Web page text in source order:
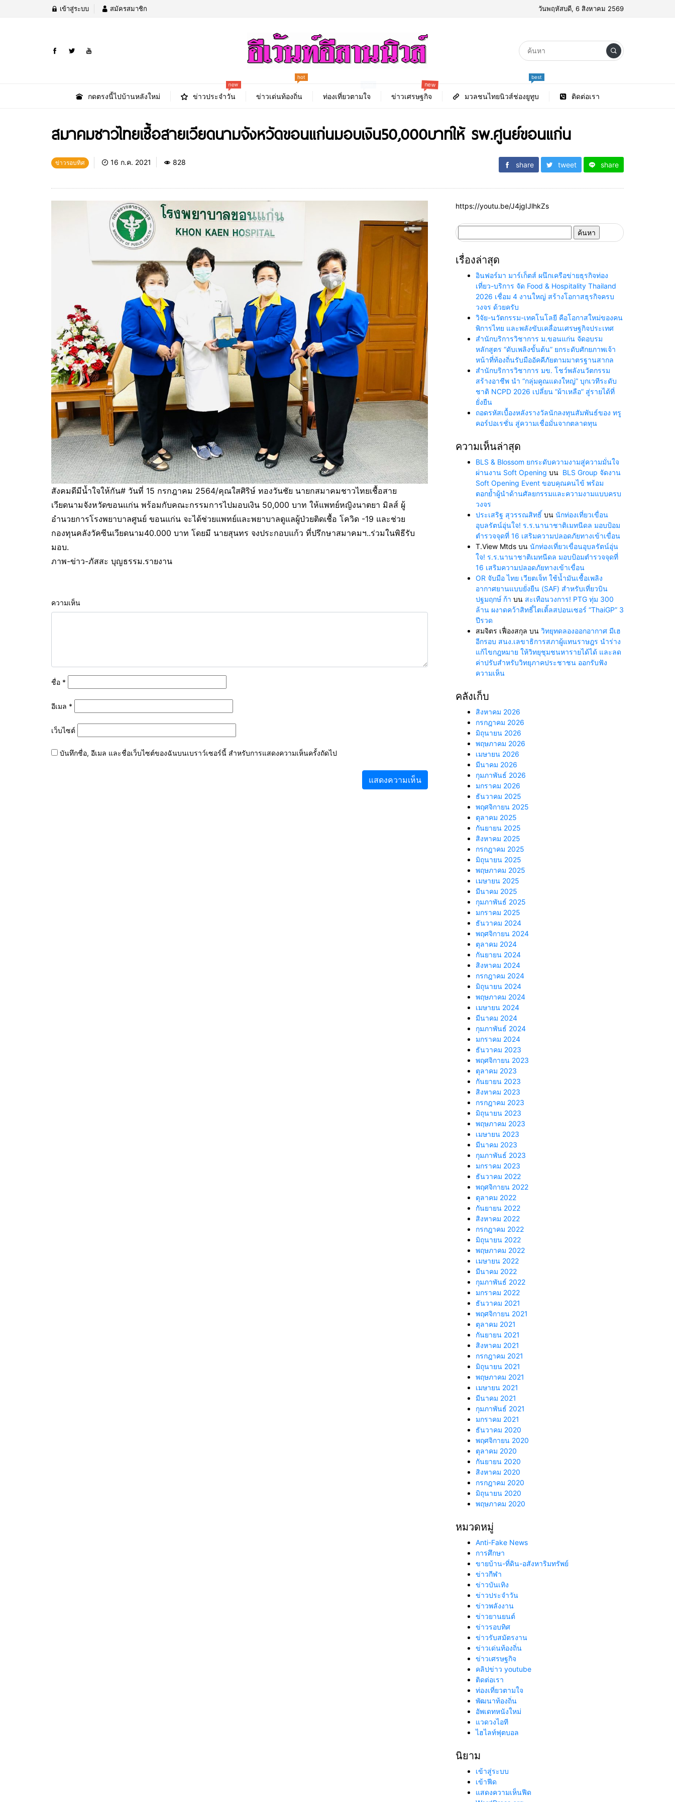
เข้าสู่ระบบ สมัครสมาชิก วันพฤหัสบดี, 6 สิงหาคม 2569
กดตรงนี้ไปบ้านหลังใหม่ ข่าวประจำวัน
new
ข่าวเด่นท้องถิ่น
hot
ท่องเที่ยวตามใจ ข่าวเศรษฐกิจ
new
มวลชนไทยนิวส์ช่องยูทูบ
best
ติดต่อเรา
สมาคมชาวไทยเชื้อสายเวียดนามจังหวัดขอนแก่นมอบเงิน50,000บาทให้ รพ.ศูนย์ขอนแก่น
ข่าวรอบทิศ 16 ก.ค. 2021 828 share tweet share
สังคมดีมีน้ำใจให้กัน# วันที่ 15 กรกฎาคม 2564/คุณใสศิริษ์ ทองวันชัย นายกสมาคมชาวไทยเชื้อสาย
เวียดนามจังหวัดขอนแก่น พร้อมกับคณะกรรมการไปมอบเงิน 50,000 บาท ให้แพทย์หญิงนาตยา มิลส์ ผู้
อำนวยการโรงพยาบาลศูนย์ ขอนแก่น จะได้ช่วยแพทย์และพยาบาลดูแลผู้ป่วยติดเชื้อ โควิด -19 และช่วย
กองทุนคลังวัคซีนเวียดนาม40.000 บาท โดยมี นายสุนทร จงประกอบแก้ว ที่ปรึกษาสมาคมฯ..ร่วมในพิธีรับ
มอบ.
ภาพ-ข่าว-ภัสสะ บุญธรรม.รายงาน
ความเห็น
ชื่อ *
อีเมล *
เว็บไซต์
บันทึกชื่อ, อีเมล และชื่อเว็บไซต์ของฉันบนเบราว์เซอร์นี้ สำหรับการแสดงความเห็นครั้งถัดไป
https://youtu.be/J4jgIJlhkZs
สำหรับ:
เรื่องล่าสุด
อินฟอร์มา มาร์เก็ตส์ ผนึกเครือข่ายธุรกิจท่อง
เที่ยว-บริการ จัด Food & Hospitality Thailand
2026 เชื่อม 4 งานใหญ่ สร้างโอกาสธุรกิจครบ
วงจร ด้วยครับ
วิจัย-นวัตกรรม-เทคโนโลยี คือโอกาสใหม่ของคน
พิการไทย และพลังขับเคลื่อนเศรษฐกิจประเทศ
สำนักบริการวิชาการ ม.ขอนแก่น จัดอบรม
หลักสูตร “ดับเพลิงขั้นต้น” ยกระดับศักยภาพเจ้า
หน้าที่ท้องถิ่นรับมืออัคคีภัยตามมาตรฐานสากล
สำนักบริการวิชาการ มข. โชว์พลังนวัตกรรม
สร้างอาชีพ นำ “กลุ่มคูณแดงใหญ่” บุกเวทีระดับ
ชาติ NCPD 2026 เปลี่ยน “ผ้าเหลือ” สู่รายได้ที่
ยั่งยืน
ถอดรหัสเบื้องหลังรางวัลนักลงทุนสัมพันธ์ของ ทรู
คอร์ปอเรชั่น สู่ความเชื่อมั่นจากตลาดทุน
ความเห็นล่าสุด
BLS & Blossom ยกระดับความงามสู่ความมั่นใจ
ผ่านงาน Soft Opening บน BLS Group จัดงาน
Soft Opening Event ขอบคุณคนไข้ พร้อม
ตอกย้ำผู้นำด้านศัลยกรรมและความงามแบบครบ
วงจร
ประเสริฐ สุวรรณสิทธิ์ บน นักท่องเที่ยวเขื่อน
อุบลรัตน์อุ่นใจ! ร.ร.นานาชาติเมทนีดล มอบป้อม
ตำรวจจุดที่ 16 เสริมความปลอดภัยทางเข้าเขื่อน
T.View Mtds บน นักท่องเที่ยวเขื่อนอุบลรัตน์อุ่น
ใจ! ร.ร.นานาชาติเมทนีดล มอบป้อมตำรวจจุดที่
16 เสริมความปลอดภัยทางเข้าเขื่อน
OR จับมือ ไทย เวียตเจ็ท ใช้น้ำมันเชื้อเพลิง
อากาศยานแบบยั่งยืน (SAF) สำหรับเที่ยวบิน
ปฐมฤกษ์ ก้า บน สะเทือนวงการ! PTG ทุ่ม 300
ล้าน ผงาดคว้าสิทธิ์ไตเติ้ลสปอนเซอร์ “ThaiGP” 3
ปีรวด
สมจิตร เฟื่องสกุล บน วิทยุทดลองออกอากาศ มีเฮ
อีกรอบ สนง.เลขาธิการสภาผู้แทนราษฎร นำร่าง
แก้ไขกฎหมาย ให้วิทยุชุมชนหารายได้ได้ และลด
ค่าปรับสำหรับวิทยุภาคประชาชน ออกรับฟัง
ความเห็น
คลังเก็บ
สิงหาคม 2026
กรกฎาคม 2026
มิถุนายน 2026
พฤษภาคม 2026
เมษายน 2026
มีนาคม 2026
กุมภาพันธ์ 2026
มกราคม 2026
ธันวาคม 2025
พฤศจิกายน 2025
ตุลาคม 2025
กันยายน 2025
สิงหาคม 2025
กรกฎาคม 2025
มิถุนายน 2025
พฤษภาคม 2025
เมษายน 2025
มีนาคม 2025
กุมภาพันธ์ 2025
มกราคม 2025
ธันวาคม 2024
พฤศจิกายน 2024
ตุลาคม 2024
กันยายน 2024
สิงหาคม 2024
กรกฎาคม 2024
มิถุนายน 2024
พฤษภาคม 2024
เมษายน 2024
มีนาคม 2024
กุมภาพันธ์ 2024
มกราคม 2024
ธันวาคม 2023
พฤศจิกายน 2023
ตุลาคม 2023
กันยายน 2023
สิงหาคม 2023
กรกฎาคม 2023
มิถุนายน 2023
พฤษภาคม 2023
เมษายน 2023
มีนาคม 2023
กุมภาพันธ์ 2023
มกราคม 2023
ธันวาคม 2022
พฤศจิกายน 2022
ตุลาคม 2022
กันยายน 2022
สิงหาคม 2022
กรกฎาคม 2022
มิถุนายน 2022
พฤษภาคม 2022
เมษายน 2022
มีนาคม 2022
กุมภาพันธ์ 2022
มกราคม 2022
ธันวาคม 2021
พฤศจิกายน 2021
ตุลาคม 2021
กันยายน 2021
สิงหาคม 2021
กรกฎาคม 2021
มิถุนายน 2021
พฤษภาคม 2021
เมษายน 2021
มีนาคม 2021
กุมภาพันธ์ 2021
มกราคม 2021
ธันวาคม 2020
พฤศจิกายน 2020
ตุลาคม 2020
กันยายน 2020
สิงหาคม 2020
กรกฎาคม 2020
มิถุนายน 2020
พฤษภาคม 2020
หมวดหมู่
Anti-Fake News
การศึกษา
ขายบ้าน-ที่ดิน-อสังหาริมทรัพย์
ข่าวกีฬา
ข่าวบันเทิง
ข่าวประจำวัน
ข่าวพลังงาน
ข่าวยานยนต์
ข่าวรอบทิศ
ข่าวรับสมัตรงาน
ข่าวเด่นท้องถิ่น
ข่าวเศรษฐกิจ
คลิปข่าว youtube
ติดต่อเรา
ท่องเที่ยวตามใจ
พัฒนาท้องถิ่น
อัพเดทหนังใหม่
แวดวงไอที
ไฮไลท์ฟุตบอล
นิยาม
เข้าสู่ระบบ
เข้าฟีด
แสดงความเห็นฟีด